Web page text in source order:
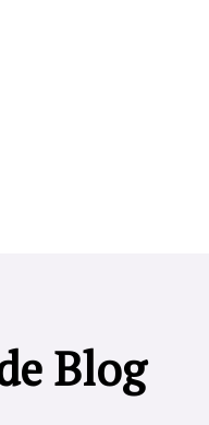
Blog